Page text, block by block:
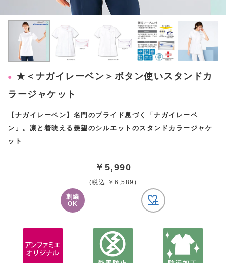
★＜ナガイレーベン＞ボタン使いスタンドカ
ラージャケット
【ナガイレーベン】名門のプライド息づく「ナガイレーベ
ン」。凛と着映える羨望のシルエットのスタンドカラージャケ
ット
￥5,990
(税込 ￥6,589)
刺繍
OK